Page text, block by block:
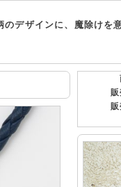
デザインに、魔除けを